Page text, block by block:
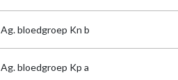
Ag. bloedgroep Kn b
Ag. bloedgroep Kp a